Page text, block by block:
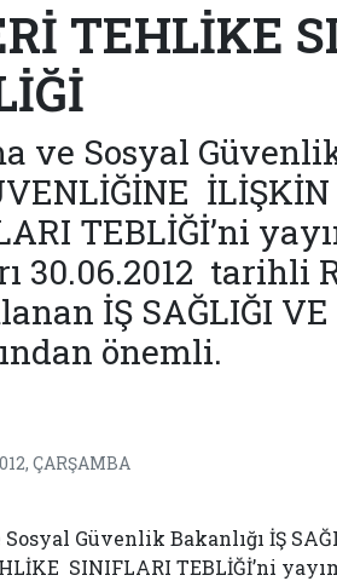
TEHLİKE
ve Sosyal
TEBLİĞİ’ni
30.06.2012 tarihli
İŞ SAĞLIĞI
önemli.
ÇARŞAMBA
Sosyal Güvenlik Bakanlığı İŞ
SINIFLARI TEBLİĞİ’ni